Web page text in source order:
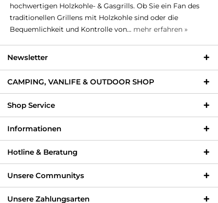
hochwertigen Holzkohle- & Gasgrills. Ob Sie ein Fan des
traditionellen Grillens mit Holzkohle sind oder die
Bequemlichkeit und Kontrolle von... mehr erfahren »
Newsletter
CAMPING, VANLIFE & OUTDOOR SHOP
Shop Service
Informationen
Hotline & Beratung
Unsere Communitys
Unsere Zahlungsarten